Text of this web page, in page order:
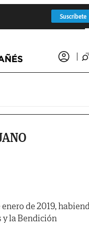
Suscríbete
de 2019,
y la Bendición